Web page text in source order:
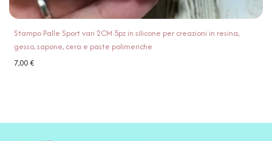
Stampo Palle Sport vari 2CM 5pz in silicone per creazioni in resina,
gesso, sapone, cera e paste polimeriche
7,00€